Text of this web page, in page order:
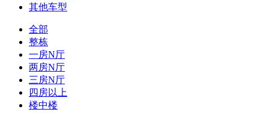
其他车型
全部
整栋
一房N厅
两房N厅
三房N厅
四房以上
楼中楼